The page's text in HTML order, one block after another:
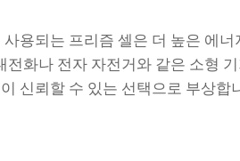
용되는 프리즘 셀은 더 높은 에
화나 전자 자전거와 같은 소형
신뢰할 수 있는 선택으로 부상합